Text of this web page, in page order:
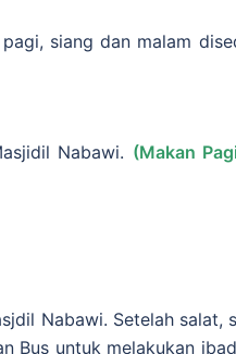
siang dan malam
Nabawi. (Makan
Nabawi. Setelah salat,
Bus untuk melakukan